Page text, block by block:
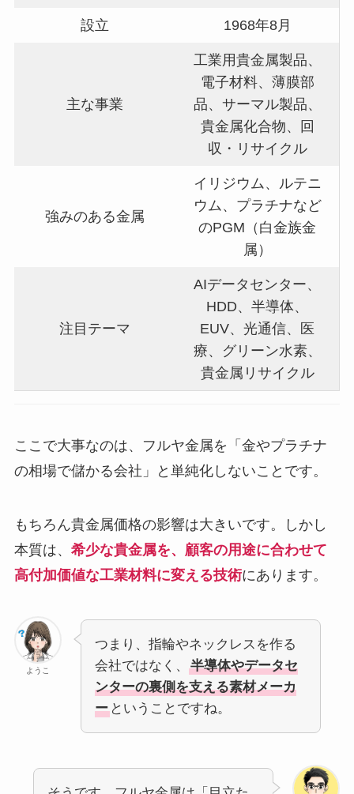
設立 1968年8月
主な事業
工業用貴金属製品、
電子材料、薄膜部
品、サーマル製品、
貴金属化合物、回
収・リサイクル
強みのある金属
イリジウム、ルテニ
ウム、プラチナなど
のPGM（白金族金
属）
注目テーマ
AIデータセンター、
HDD、半導体、
EUV、光通信、医
療、グリーン水素、
貴金属リサイクル
ここで大事なのは、フルヤ金属を「金やプラチナ
の相場で儲かる会社」と単純化しないことです。
もちろん貴金属価格の影響は大きいです。しかし
本質は、 希少な貴金属を、顧客の用途に合わせて
高付加価値な工業材料に変える技術にあります。
ようこ
つまり、指輪やネックレスを作る
会社ではなく、
半導体やデータセ
ンターの裏側を支える素材メーカ
ーということですね。